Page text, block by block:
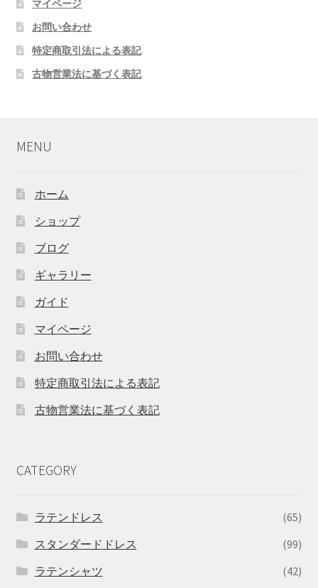
マイページ
お問い合わせ
特定商取引法による表記
古物営業法に基づく表記
MENU
ホーム
ショップ
ブログ
ギャラリー
ガイド
マイページ
お問い合わせ
特定商取引法による表記
古物営業法に基づく表記
CATEGORY
ラテンドレス
(65)
スタンダードドレス
(99)
ラテンシャツ
(42)